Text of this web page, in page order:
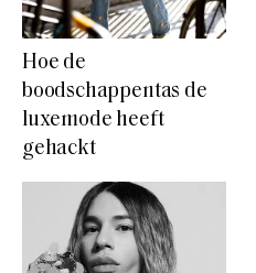
Hoe de
boodschappentas de
luxemode heeft
gehackt